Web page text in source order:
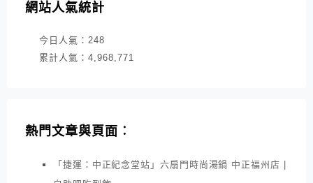
網站人氣統計
今日人氣： 248
累計人氣： 4,968,771
熱門文章與頁面︰
「捷運：中正紀念堂站」六扇門時尚湯鍋 中正福州店 |